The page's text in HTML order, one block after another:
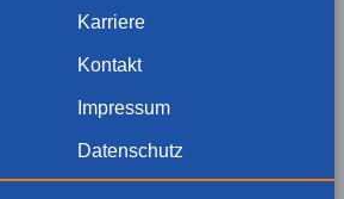
Karriere
Kontakt
Impressum
Datenschutz